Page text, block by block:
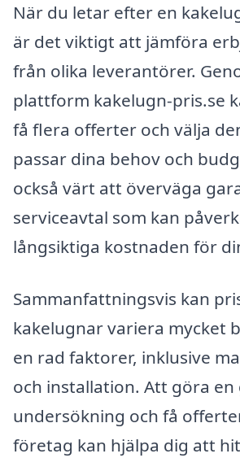
När du letar efter en
är det viktigt att jämföra
från olika leverantörer.
plattform kakelugn-pris.se
få flera offerter och välja
passar dina behov och
också värt att överväga
serviceavtal som kan
långsiktiga kostnaden för
Sammanfattningsvis kan
kakelugnar variera mycket
en rad faktorer, inklusive
och installation. Att göra
undersökning och få
företag kan hjälpa dig att